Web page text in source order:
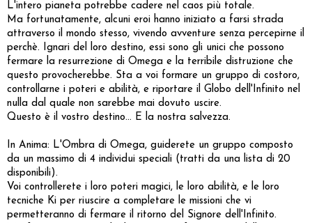
L'intero pianeta potrebbe cadere nel caos più totale.
Ma fortunatamente, alcuni eroi hanno iniziato a farsi strada
attraverso il mondo stesso, vivendo avventure senza percepirne il
perchè. Ignari del loro destino, essi sono gli unici che possono
fermare la resurrezione di Omega e la terribile distruzione che
questo provocherebbe. Sta a voi formare un gruppo di costoro,
controllarne i poteri e abilità, e riportare il Globo dell'Infinito nel
nulla dal quale non sarebbe mai dovuto uscire.
Questo è il vostro destino... E la nostra salvezza.
In Anima: L'Ombra di Omega, guiderete un gruppo composto
da un massimo di 4 individui speciali (tratti da una lista di 20
disponibili).
Voi controllerete i loro poteri magici, le loro abilità, e le loro
tecniche Ki per riuscire a completare le missioni che vi
permetteranno di fermare il ritorno del Signore dell'Infinito.